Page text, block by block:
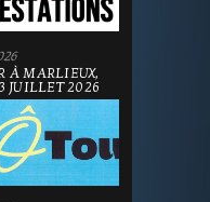
À MARLIEUX,
JUILLET 2026